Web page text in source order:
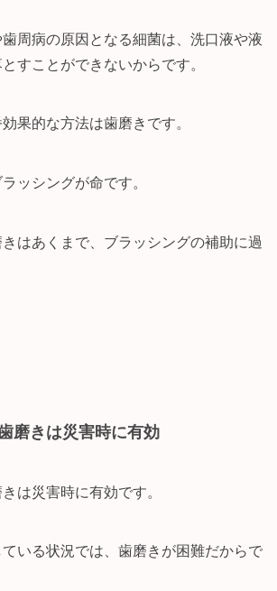
周病の原因となる細菌は、洗口液や液
すことができないからです。
果的な方法は歯磨きです。
ッシングが命です。
はあくまで、ブラッシングの補助に過
磨きは災害時に有効
は災害時に有効です。
いる状況では、歯磨きが困難だからで